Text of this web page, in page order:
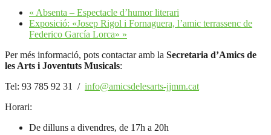
« Absenta – Espectacle d’humor literari
Exposició: «Josep Rigol i Fornaguera, l’amic terrassenc de
Federico García Lorca» »
Per més informació, pots contactar amb la Secretaria d’Amics de
les Arts i Joventuts Musicals:
Tel: 93 785 92 31 / info@amicsdelesarts-jjmm.cat
Horari:
De dilluns a divendres, de 17h a 20h